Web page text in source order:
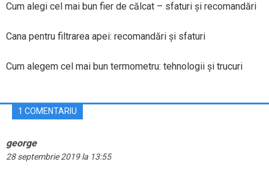
Cum alegi cel mai bun fier de călcat – sfaturi și recomandări
Cana pentru filtrarea apei: recomandări și sfaturi
Cum alegem cel mai bun termometru: tehnologii și trucuri
1 COMENTARIU
george
28 septembrie 2019 la 13:55